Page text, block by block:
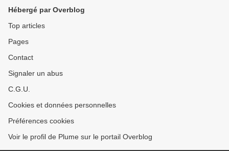
Hébergé par Overblog
Top articles
Pages
Contact
Signaler un abus
C.G.U.
Cookies et données personnelles
Préférences cookies
Voir le profil de Plume sur le portail Overblog